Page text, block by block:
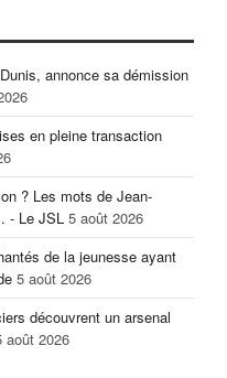
annonce sa démission
en pleine transaction
? Les mots de Jean-
- Le JSL 5 août 2026
de la jeunesse ayant
5 août 2026
découvrent un arsenal
août 2026